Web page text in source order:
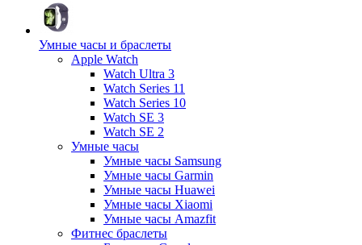
Умные часы и браслеты
Apple Watch
Watch Ultra 3
Watch Series 11
Watch Series 10
Watch SE 3
Watch SE 2
Умные часы
Умные часы Samsung
Умные часы Garmin
Умные часы Huawei
Умные часы Xiaomi
Умные часы Amazfit
Фитнес браслеты